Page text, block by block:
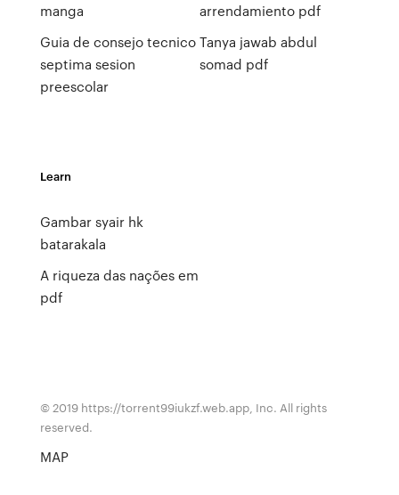
manga
Guia de consejo tecnico
septima sesion
preescolar
arrendamiento pdf
Tanya jawab abdul
somad pdf
Learn
Gambar syair hk
batarakala
A riqueza das nações em
pdf
© 2019 https://torrent99iukzf.web.app, Inc. All rights
reserved.
MAP